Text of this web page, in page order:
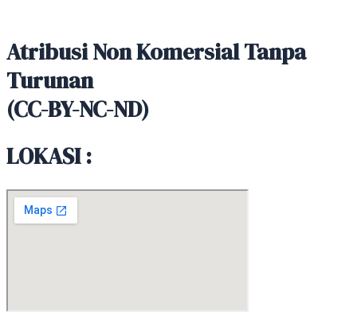
Atribusi Non Komersial Tanpa
Turunan
(CC-BY-NC-ND)
LOKASI :